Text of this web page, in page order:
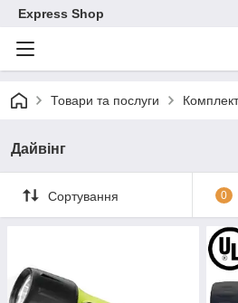
Express Shop
Товари та послуги
Дайвінг
Сортування 0